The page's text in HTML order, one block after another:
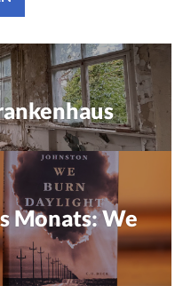
Monats: We